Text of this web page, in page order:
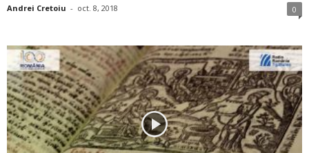
Andrei Cretoiu - oct. 8, 2018 0